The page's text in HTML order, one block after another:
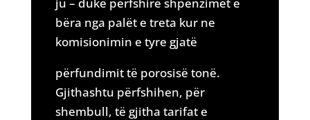
bëra nga palët e treta kur ne
komisionimin e tyre gjatë
përfundimit të porosisë tonë.
Gjithashtu përfshihen, për
shembull, të gjitha tarifat e